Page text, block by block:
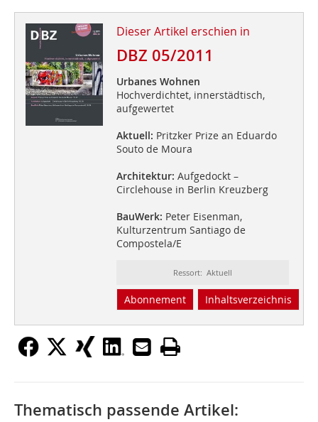
Dieser Artikel erschien in
DBZ 05/2011
Urbanes Wohnen
Hochverdichtet, innerstädtisch,
aufgewertet
Aktuell: Pritzker Prize an Eduardo
Souto de Moura
Architektur: Aufgedockt –
Circlehouse in Berlin Kreuzberg
BauWerk: Peter Eisenman,
Kulturzentrum Santiago de
Compostela/E
Ressort: Aktuell
Abonnement Inhaltsverzeichnis
Thematisch passende Artikel: